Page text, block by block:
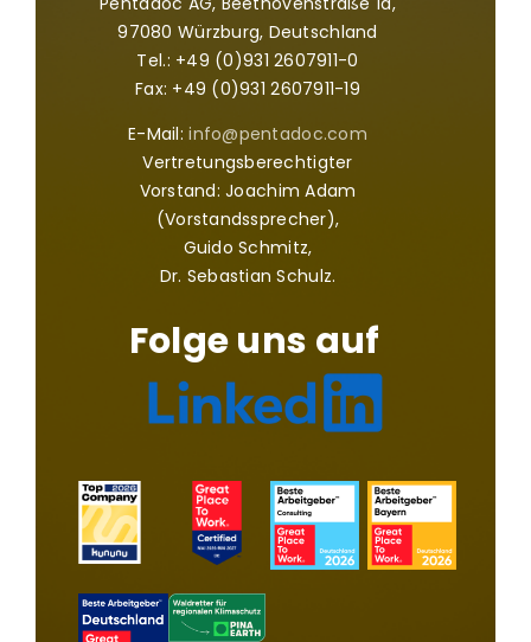
97080 Würzburg, Deutschland
Tel.: +49 (0)931 2607911-0
Fax: +49 (0)931 2607911-19
E-Mail:info@pentadoc.com
Vertretungsberechtigter
Vorstand: Joachim Adam
(Vorstandssprecher),
Guido Schmitz,
Dr. Sebastian Schulz.
Folge uns auf